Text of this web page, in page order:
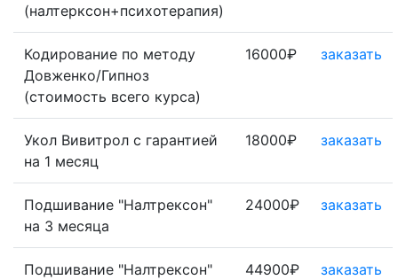
(налтерксон+психотерапия)
Кодирование по методу
Довженко/Гипноз
(стоимость всего курса)
16000₽ заказать
Укол Вивитрол с гарантией
на 1 месяц
18000₽ заказать
Подшивание "Налтрексон"
на 3 месяца
24000₽ заказать
Подшивание "Налтрексон"
44900₽ заказать